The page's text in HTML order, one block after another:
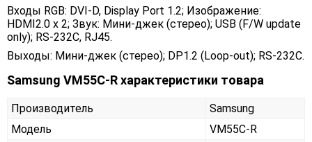
Входы RGB: DVI-D, Display Port 1.2; Изображение:
HDMI2.0 x 2; Звук: Мини-джек (стерео); USB (F/W update
only); RS-232C, RJ45.
Выходы: Мини-джек (стерео); DP1.2 (Loop-out); RS-232C.
Samsung VM55C-R характеристики товара
Производитель
Samsung
Модель
VM55C-R